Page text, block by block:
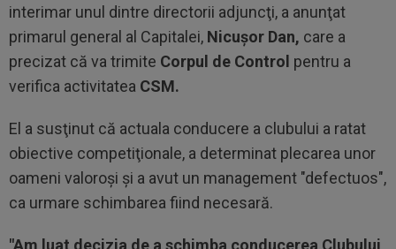
interimar unul dintre directorii adjuncţi, a anunţat
primarul general al Capitalei, Nicuşor Dan, care a
precizat că va trimite Corpul de Control pentru a
verifica activitatea CSM.
El a susţinut că actuala conducere a clubului a ratat
obiective competiţionale, a determinat plecarea unor
oameni valoroşi şi a avut un management "defectuos",
ca urmare schimbarea fiind necesară.
"Am luat decizia de a schimba conducerea Clubului